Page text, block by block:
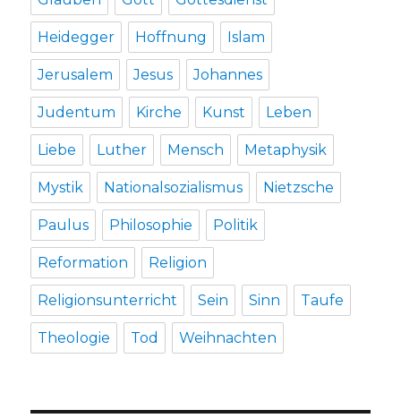
Heidegger Hoffnung Islam
Jerusalem Jesus Johannes
Judentum Kirche Kunst Leben
Liebe Luther Mensch Metaphysik
Mystik Nationalsozialismus Nietzsche
Paulus Philosophie Politik
Reformation Religion
Religionsunterricht Sein Sinn Taufe
Theologie Tod Weihnachten